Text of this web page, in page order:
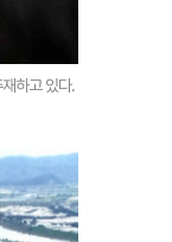
하고 있다.